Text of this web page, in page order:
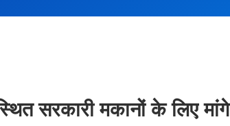
सरकारी मकानों के लिए मांगे